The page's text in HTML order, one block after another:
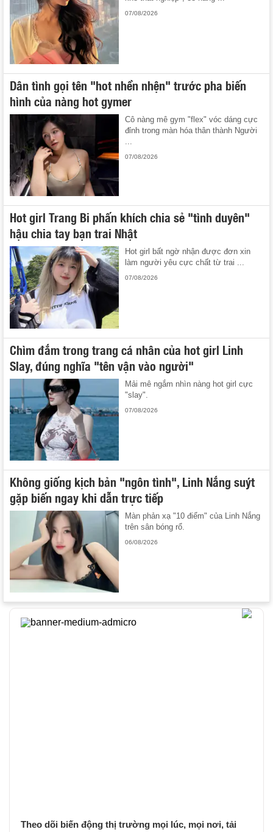
07/08/2026
Dân tình gọi tên "hot nhền nhện" trước pha biến
hình của nàng hot gymer
Cô nàng mê gym "flex" vóc dáng cực
đỉnh trong màn hóa thân thành Người
07/08/2026
Hot girl Trang Bi phấn khích chia sẻ "tình duyên"
hậu chia tay bạn trai Nhật
Hot girl bất ngờ nhận được đơn xin
làm người yêu cực chất từ trai ...
07/08/2026
Chìm đắm trong trang cá nhân của hot girl Linh
Slay, đúng nghĩa "tên vận vào người"
Mải mê ngắm nhìn nàng hot girl cực
"slay".
07/08/2026
Không giống kịch bản "ngôn tình", Linh Nắng suýt
gặp biến ngay khi dẫn trực tiếp
Màn phản xạ "10 điểm" của Linh Nắng
trên sân bóng rổ.
06/08/2026
Theo dõi biến động thị trường mọi lúc, mọi nơi, tải